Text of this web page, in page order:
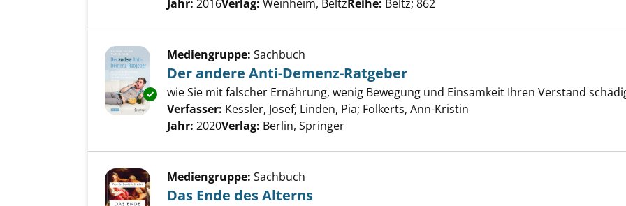
Jahr: 2016Verlag: Weinheim, BeltzReihe: Beltz; 862
Exemplar-Details von Der andere Anti-Demenz-Ratgeber anzeigen
Mediengruppe: Sachbuch
Der andere Anti-Demenz-Ratgeber
wie Sie mit falscher Ernährung, wenig Bewegung und Einsamkeit Ihren Verstand
Verfasser: Kessler, Josef; Linden, Pia; Folkerts, Ann-Kristin
Jahr: 2020Verlag: Berlin, Springer
Mediengruppe: Sachbuch
Das Ende des Alterns